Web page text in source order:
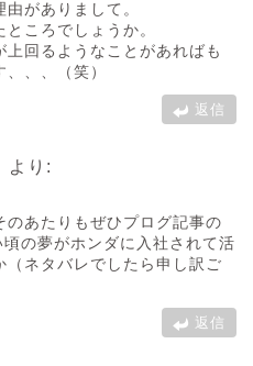
がありまして。
ころでしょうか。
回るようなことがあればも
、、（笑）
返信
より:
あたりもぜひプログ記事の
の夢がホンダに入社されて活
ネタバレでしたら申し訳ご
返信